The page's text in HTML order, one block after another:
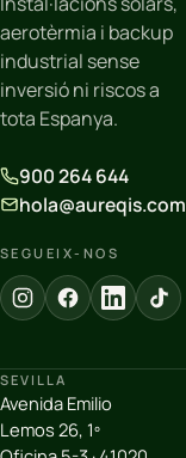
aerotèrmia i backup
industrial sense
inversió ni riscos a
tota Espanya.
900 264 644
hola@aureqis.com
SEGUEIX-NOS
SEVILLA
Avenida Emilio
Lemos 26, 1º